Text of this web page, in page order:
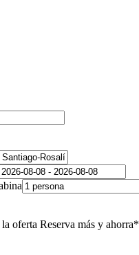
oferta Reserva más y ahorra*